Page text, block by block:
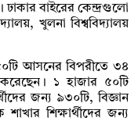
ঢাকার বাইরের কেন্দ্রগুলো
খুলনা বিশ্ববিদ্যালয়
আসনের বিপরীতে ৩৪
১ হাজার ৫০টি
জন্য ৯৩০টি, বিজ্ঞান
শিক্ষার্থীদের জন্য